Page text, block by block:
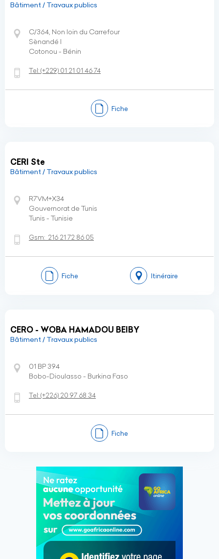
Bâtiment / Travaux publics
C/364, Non loin du Carrefour
Sènandé I
Cotonou - Bénin
Tel:(+229) 01 21 01 46 74
Fiche
CERI Ste
Bâtiment / Travaux publics
R7VM+X34
Gouvernorat de Tunis
Tunis - Tunisie
Gsm: 216 21 72 86 05
Fiche Itinéraire
CERO - WOBA HAMADOU BEIBY
Bâtiment / Travaux publics
01 BP 394
Bobo-Dioulasso - Burkina Faso
Tel:(+226) 20 97 68 34
Fiche